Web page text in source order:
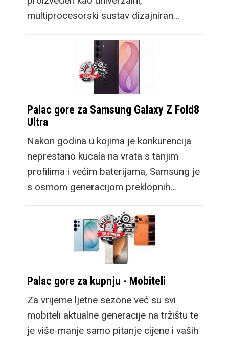
multiprocesorski sustav dizajniran…
Palac gore za Samsung Galaxy Z Fold8
Ultra
Nakon godina u kojima je konkurencija
neprestano kucala na vrata s tanjim
profilima i većim baterijama, Samsung je
s osmom generacijom preklopnih…
Palac gore za kupnju - Mobiteli
Za vrijeme ljetne sezone već su svi
mobiteli aktualne generacije na tržištu te
je više-manje samo pitanje cijene i vaših